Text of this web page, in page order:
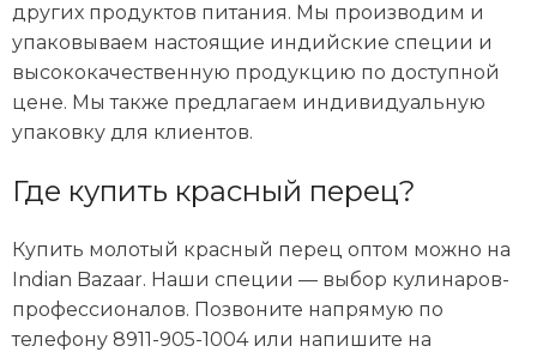
других продуктов питания. Мы производим и
упаковываем настоящие индийские специи и
высококачественную продукцию по доступной
цене. Мы также предлагаем индивидуальную
упаковку для клиентов.
Где купить красный перец?
Купить молотый красный перец оптом можно на
Indian Bazaar. Наши специи — выбор кулинаров-
профессионалов. Позвоните напрямую по
телефону 8911-905-1004 или напишите на